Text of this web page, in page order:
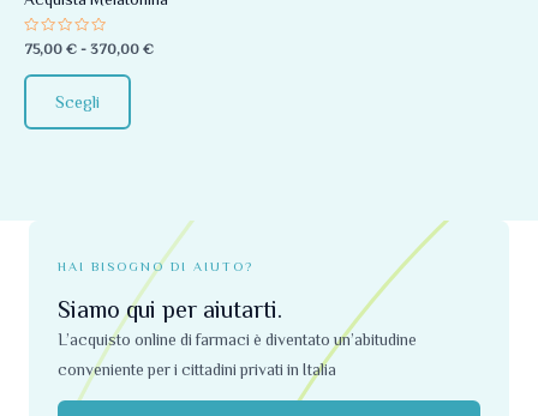
Valutato
0
su
5
75,00 € - 370,00 €
Scegli
scelte
nella
HAI BISOGNO DI AIUTO?
Siamo qui per aiutarti.
L’acquisto online di farmaci è diventato un’abitudine
conveniente per i cittadini privati ​​in Italia